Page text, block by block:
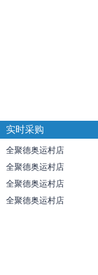
实时采购
全聚德奥运村店
全聚德奥运村店
全聚德奥运村店
全聚德奥运村店